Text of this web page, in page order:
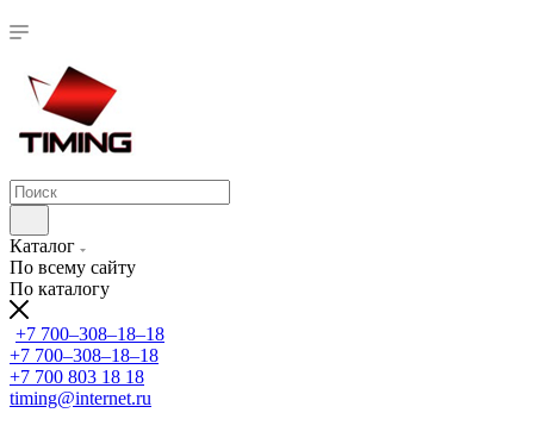
Каталог
По всему сайту
По каталогу
+7 700‒308‒18‒18
+7 700‒308‒18‒18
+7 700 803 18 18
timing@internet.ru